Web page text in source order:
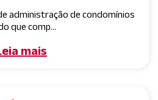
administração de condomínios
que comp...
mais